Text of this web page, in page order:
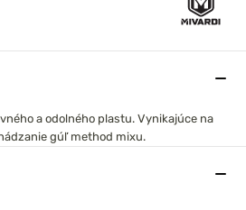
a odolného plastu. Vynikajúce na
gúľ method mixu.